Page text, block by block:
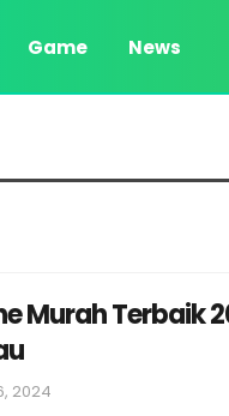
Game News
Murah Terbaik
2024